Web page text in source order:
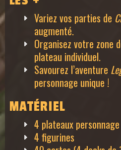
Variez vos parties de
augmenté.
Organisez votre zone
plateau individuel.
Savourez l’aventure
personnage unique !
MATÉRIEL
4 plateaux personnage
4 figurines